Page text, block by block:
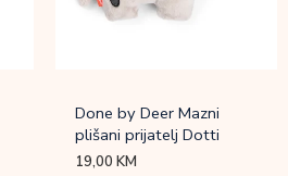
Done by Deer Mazni
plišani prijatelj Dotti
19,00KM